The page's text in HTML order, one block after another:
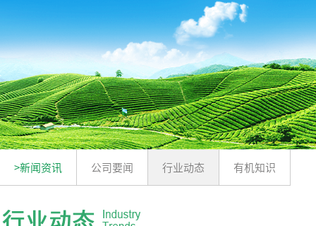
>新闻资讯 公司要闻 行业动态 有机知识